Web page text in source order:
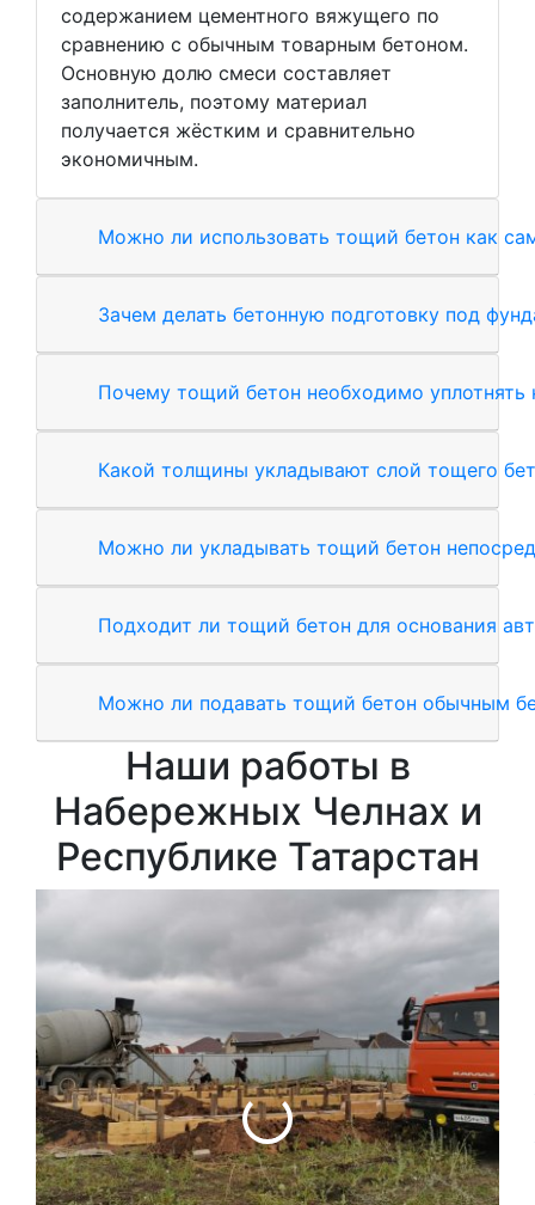
содержанием цементного вяжущего по
сравнению с обычным товарным бетоном.
Основную долю смеси составляет
заполнитель, поэтому материал
получается жёстким и сравнительно
экономичным.
Можно ли использовать тощий бетон как
Зачем делать бетонную подготовку под
Почему тощий бетон необходимо уплотнять
Какой толщины укладывают слой тощего
Можно ли укладывать тощий бетон
Подходит ли тощий бетон для основания
Можно ли подавать тощий бетон обычным
Наши работы в
Набережных Челнах и
Республике Татарстан